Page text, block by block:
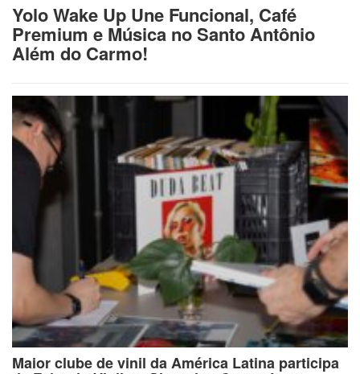
Yolo Wake Up Une Funcional, Café
Premium e Música no Santo Antônio
Além do Carmo!
Maior clube de vinil da América Latina participa